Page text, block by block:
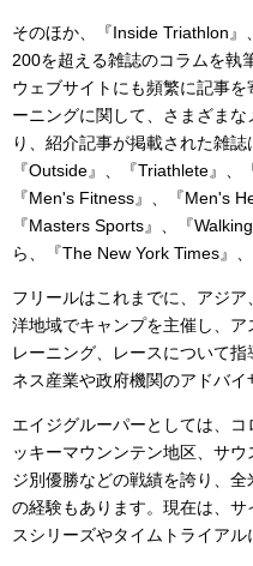
そのほか、『Inside Triathlon』
200を超える雑誌のコラムを執
ウェブサイトにも頻繁に記事
ーニングに関して、さまざま
り、紹介記事が掲載された雑誌
『Outside』、『Triathlete』、
『Men's Fitness』、『Men's
『Masters Sports』、『
ら、『The New York Times』
フリールはこれまでに、アジ
洋地域でキャンプを主催し、
レーニング、レースについて
ネス産業や政府機関のアドバイ
エイジグルーパーとしては、
ッキーマウンンテン地区、サ
ジ別優勝などの戦績を誇り、
の経験もあります。現在は、
スシリーズやタイムトライアル